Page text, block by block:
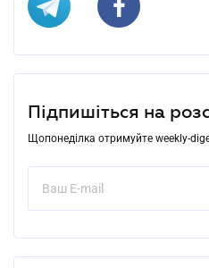
Підпишіться на
Щопонеділка отримуйте weekly-